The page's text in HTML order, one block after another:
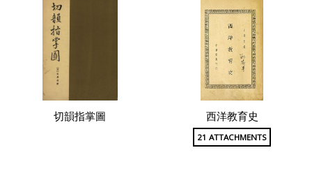
切韻指掌圖 西洋教育史
21 ATTACHMENTS